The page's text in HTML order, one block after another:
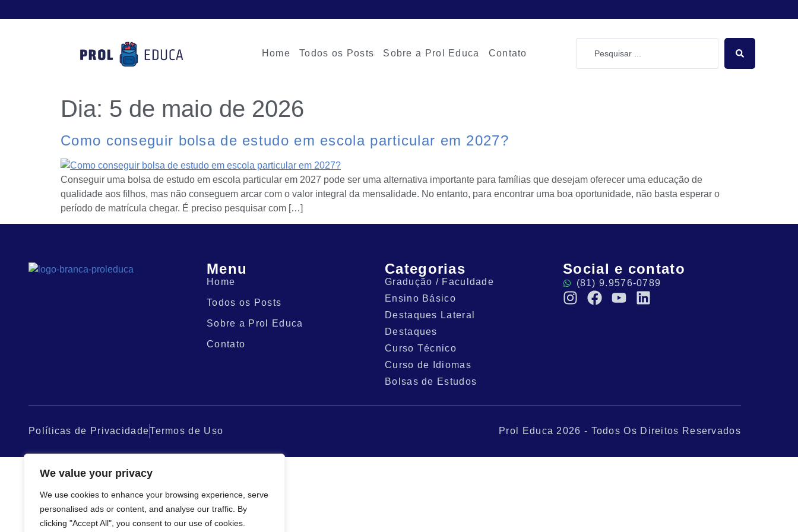
We value your privacy
We use cookies to enhance your browsing experience, serve
personalised ads or content, and analyse our traffic. By
clicking "Accept All", you consent to our use of cookies.
Home Todos os Posts Sobre a Prol Educa Contato
Dia: 5 de maio de 2026
Como conseguir bolsa de estudo em escola particular em 2027?
Conseguir uma bolsa de estudo em escola particular em 2027 pode ser uma alternativa importante para famílias que desejam oferecer uma educação de
qualidade aos filhos, mas não conseguem arcar com o valor integral da mensalidade. No entanto, para encontrar uma boa oportunidade, não basta esperar o
período de matrícula chegar. É preciso pesquisar com […]
Menu
Home
Todos os Posts
Sobre a Prol Educa
Contato
Categorias
Gradução / Faculdade
Ensino Básico
Destaques Lateral
Destaques
Curso Técnico
Curso de Idiomas
Bolsas de Estudos
Social e contato
(81) 9.9576-0789
Políticas de PrivacidadeTermos de Uso Prol Educa 2026 - Todos Os Direitos Reservados